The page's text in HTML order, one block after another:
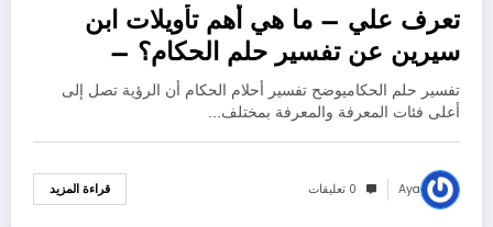
تعرف علي – ما هي أهم تأويلات ابن
سيرين عن تفسير حلم الحكام؟ –
بالتفصيل
تفسير حلم الحكاميوضح تفسير أحلام الحكام أن الرؤية تصل إلى
أعلى فئات المعرفة والمعرفة بمختلف…
Aya 0 تعليقات قراءة المزيد